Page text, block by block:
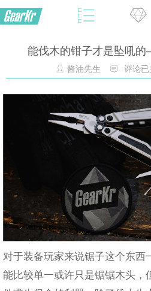
能伐木的钳子才是坠吼
酱油先生 评论已
对于装备玩家来说锯子这个东西
能比较单一或许只是锯锯木头，